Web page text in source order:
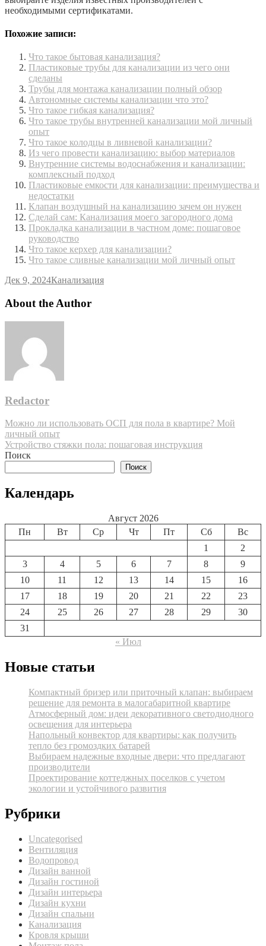
необходимыми сертификатами.
Похожие записи:
Что такое бытовая канализация?
Пластиковые трубы для канализации из чего они
сделаны
Трубы для монтажа канализации полный обзор
Автономные системы канализации что это?
Что такое гибкая канализация?
Что такое трубы внутренней канализации мой личный
опыт
Что такое колодцы в ливневой канализации?
Из чего провести канализацию: выбор материалов
Внутренние системы водоснабжения и канализации:
комплексный подход
Пластиковые емкости для канализации: преимущества и
недостатки
Клапан воздушный на канализацию зачем он нужен
Сделай сам: Канализация моего загородного дома
Прокладка канализации в частном доме: пошаговое
руководство
Что такое керхер для канализации?
Что такое сливные канализации мой личный опыт
Дек 9, 2024Канализация
About the Author
Redactor
Навигация
по
записям
Можно ли использовать ОСП для пола в квартире? Мой
личный опыт
Устройство стяжки пола: пошаговая инструкция
Поиск
Поиск
Календарь
Август 2026
Пн
Вт Ср Чт Пт Сб
Вс
1
2
3
4 5 6 7 8
9
10
11 12 13 14 15
16
17
18 19 20 21 22
23
24
25 26 27 28 29
30
31
« Июл
Новые статьи
Компактный бризер или приточный клапан: выбираем
решение для ремонта в малогабаритной квартире
Атмосферный дом: идеи декоративного светодиодного
освещения для интерьера
Напольный конвектор для квартиры: как получить
тепло без громоздких батарей
Выбираем надежные входные двери: что предлагают
производители
Проектирование коттеджных поселков с учетом
экологии и устойчивого развития
Рубрики
Uncategorised
Вентиляция
Водопровод
Дизайн ванной
Дизайн гостиной
Дизайн интерьера
Дизайн кухни
Дизайн спальни
Канализация
Кровля крыши